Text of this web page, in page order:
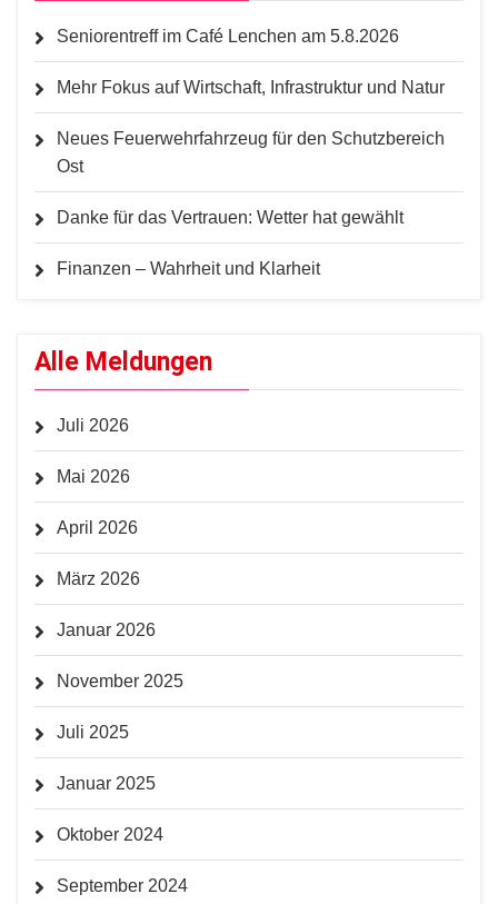
Seniorentreff im Café Lenchen am 5.8.2026
Mehr Fokus auf Wirtschaft, Infrastruktur und Natur
Neues Feuerwehrfahrzeug für den Schutzbereich
Ost
Danke für das Vertrauen: Wetter hat gewählt
Finanzen – Wahrheit und Klarheit
Alle Meldungen
Juli 2026
Mai 2026
April 2026
März 2026
Januar 2026
November 2025
Juli 2025
Januar 2025
Oktober 2024
September 2024